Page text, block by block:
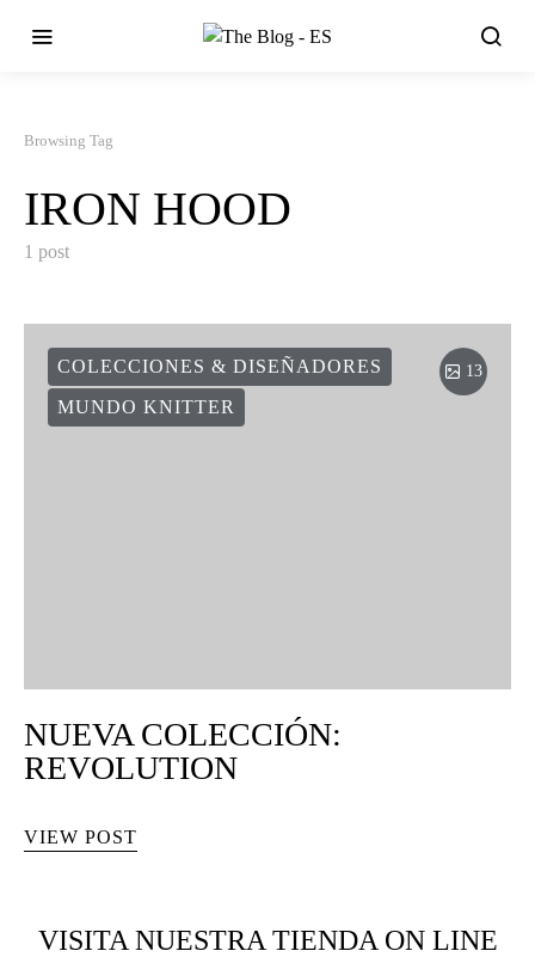
Browsing Tag
IRON HOOD
1 post
COLECCIONES & DISEÑADORES
MUNDO KNITTER
13
NUEVA COLECCIÓN:
REVOLUTION
VIEW POST
VISITA NUESTRA TIENDA ON LINE